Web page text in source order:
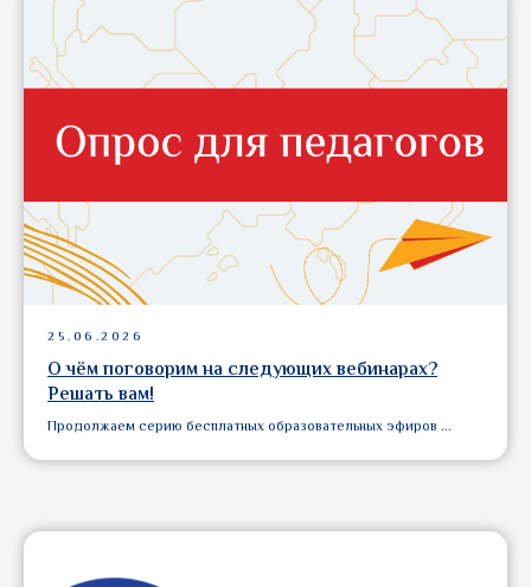
25.06.2026
О чём поговорим на следующих вебинарах?
Решать вам!
Продолжаем серию бесплатных образовательных эфиров ...